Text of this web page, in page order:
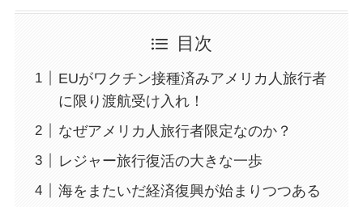
目次
EUがワクチン接種済みアメリカ人旅行者
に限り渡航受け入れ！
なぜアメリカ人旅行者限定なのか？
レジャー旅行復活の大きな一歩
海をまたいだ経済復興が始まりつつある